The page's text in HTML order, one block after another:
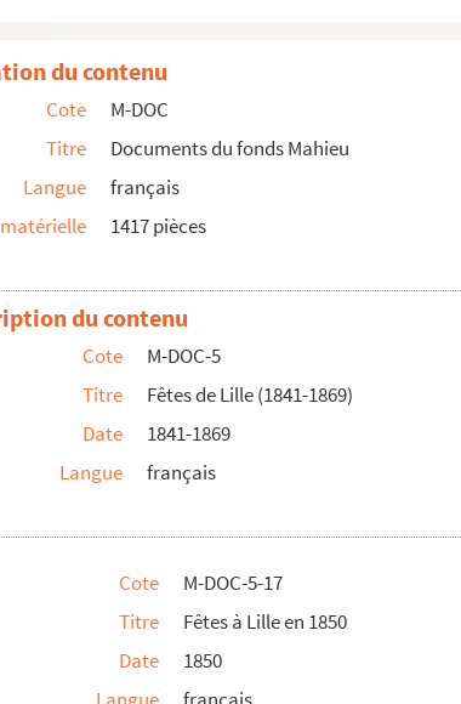
annuelle de Lille
annuelle de Lille
du contenu
Cote
M-DOC
Titre
Documents du fonds Mahieu
Langue
français
1417 pièces
du contenu
Cote
M-DOC-5
Titre
Fêtes de Lille (1841-1869)
Date
1841-1869
Langue
français
Cote
M-DOC-5-17
Titre
Fêtes à Lille en 1850
Date
1850